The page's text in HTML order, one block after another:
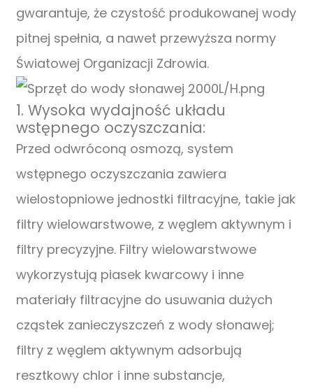
gwarantuje, że czystość produkowanej wody
pitnej spełnia, a nawet przewyższa normy
Światowej Organizacji Zdrowia.
1. Wysoka wydajność układu
wstępnego oczyszczania:
Przed odwróconą osmozą, system
wstępnego oczyszczania zawiera
wielostopniowe jednostki filtracyjne, takie jak
filtry wielowarstwowe, z węglem aktywnym i
filtry precyzyjne. Filtry wielowarstwowe
wykorzystują piasek kwarcowy i inne
materiały filtracyjne do usuwania dużych
cząstek zanieczyszczeń z wody słonawej;
filtry z węglem aktywnym adsorbują
resztkowy chlor i inne substancje,